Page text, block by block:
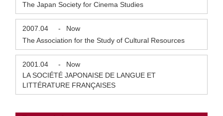
The Japan Society for Cinema Studies
2007.04 -
Now
The Association for the Study of Cultural Resources
2001.04 -
Now
LA SOCIÉTÉ JAPONAISE DE LANGUE ET
LITTÉRATURE FRANÇAISES